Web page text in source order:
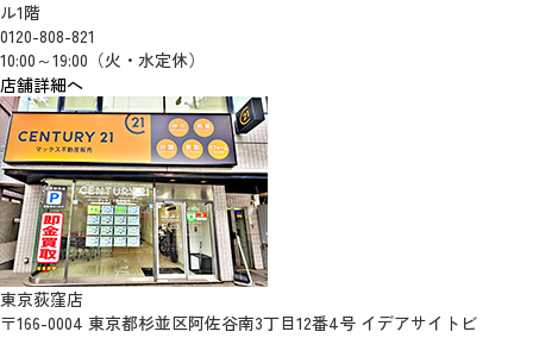
ル1階
0120-808-821
10:00～19:00（火・水定休）
店舗詳細へ
東京荻窪店
〒166-0004 東京都杉並区阿佐谷南3丁目12番4号 イデアサイトビ